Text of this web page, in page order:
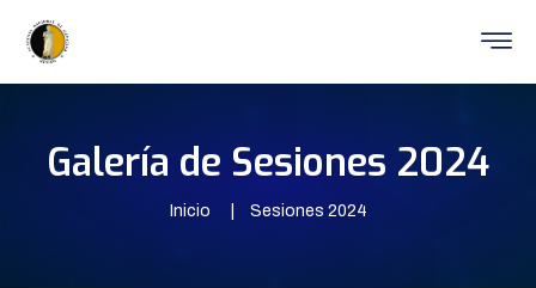
Galería de Sesiones 2024
Inicio Sesiones 2024